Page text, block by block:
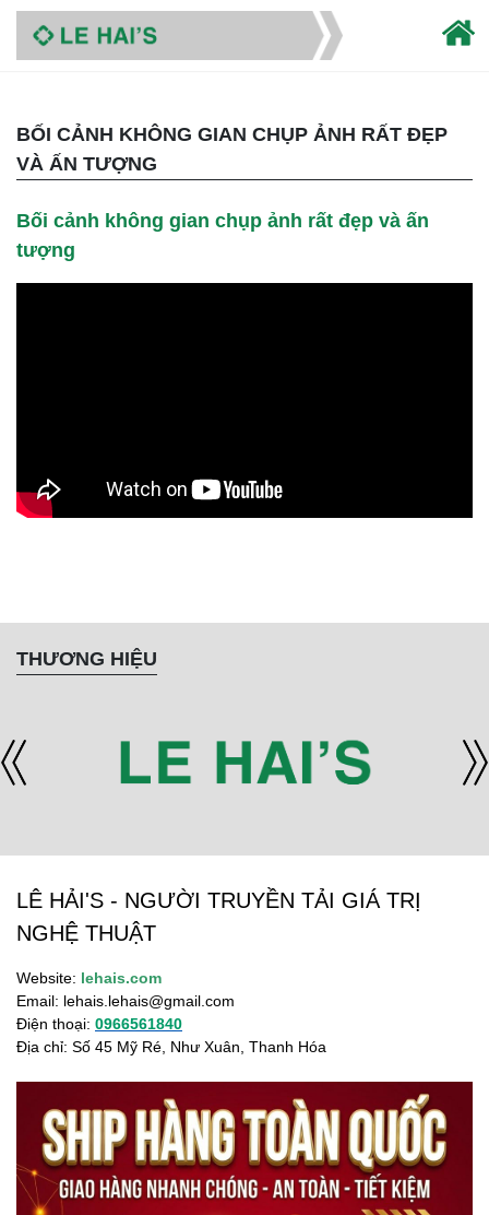
BỐI CẢNH KHÔNG GIAN CHỤP ẢNH RẤT ĐẸP
VÀ ẤN TƯỢNG
Bối cảnh không gian chụp ảnh rất đẹp và ấn
tượng
THƯƠNG HIỆU
LÊ HẢI'S - NGƯỜI TRUYỀN TẢI GIÁ TRỊ
NGHỆ THUẬT
Website: lehais.com
Email: lehais.lehais@gmail.com
Điện thoại: 0966561840
Địa chỉ: Số 45 Mỹ Ré, Như Xuân, Thanh Hóa